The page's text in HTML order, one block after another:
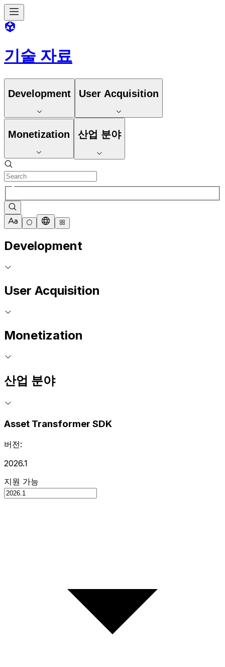
기술 자료
Development User Acquisition
Monetization 산업 분야
Development
User Acquisition
Monetization
산업 분야
Asset Transformer SDK
버전:
2026.1
지원 가능